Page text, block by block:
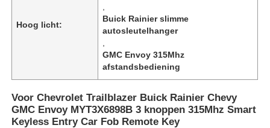
Hoog licht:
Buick Rainier slimme
autosleutelhanger
GMC Envoy 315Mhz
afstandsbediening
Voor Chevrolet Trailblazer Buick Rainier Chevy
GMC Envoy MYT3X6898B 3 knoppen 315Mhz Smart
Keyless Entry Car Fob Remote Key